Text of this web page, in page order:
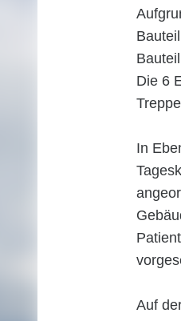
Die 6
In
Auf